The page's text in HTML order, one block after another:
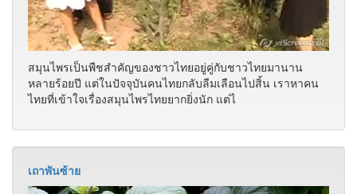
สมุนไพรเป็นพืชสำคัญของชาวไทยอยู่คู่กับชาวไทยมานาน
ไทยที่เข้าใจเรื่องสมุนไพรไทยยากยิ่งนัก แต่ไ